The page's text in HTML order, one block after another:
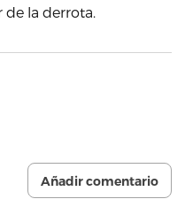
de la derrota.
Añadir comentario